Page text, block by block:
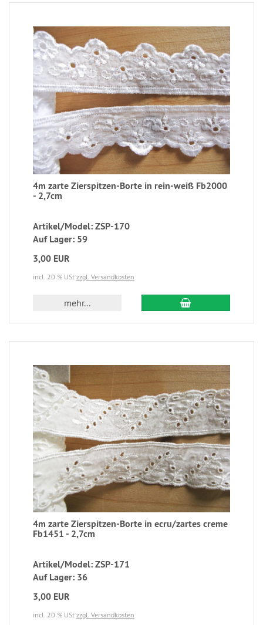
4m zarte Zierspitzen-Borte in rein-weiß Fb2000
- 2,7cm
Artikel/Model: ZSP-170
Auf Lager: 59
3,00 EUR
incl. 20 % USt zzgl. Versandkosten
mehr...
4m zarte Zierspitzen-Borte in ecru/zartes creme
Fb1451 - 2,7cm
Artikel/Model: ZSP-171
Auf Lager: 36
3,00 EUR
incl. 20 % USt zzgl. Versandkosten